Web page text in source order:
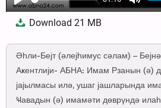
Play Mute
Download21 MB
Әһли-Бејт (әлејһимус сәлам) –
Аҝентлији- АБНА: Имам Рзанын (ә)
јајылмасы илә, ушаг јашларында
Ҹавадын (ә) имамәти дөврүндә